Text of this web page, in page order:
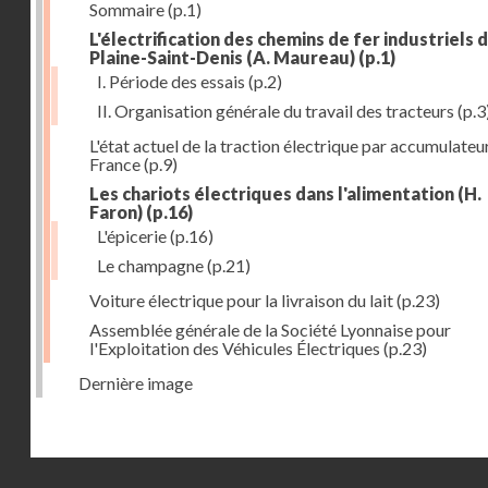
Sommaire(p.1)
L'électrification des chemins de fer industriels
Plaine-Saint-Denis (A. Maureau) (p.1)
I. Période des essais (p.2)
II. Organisation générale du travail des tracteurs
L'état actuel de la traction électrique par
France(p.9)
Les chariots électriques dans l'alimentation (H.
Faron) (p.16)
L'épicerie(p.16)
Le champagne(p.21)
Voiture électrique pour la livraison du lait(p.23)
Assemblée générale de la Société Lyonnaise pour
l'Exploitation des Véhicules Électriques (p.23)
Dernière image